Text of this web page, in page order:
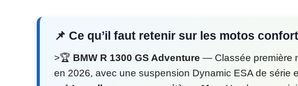
📌 Ce qu’il faut retenir sur les motos
>🏆 BMW R 1300 GS Adventure — Classée première
en 2026, avec une suspension Dynamic ESA de série